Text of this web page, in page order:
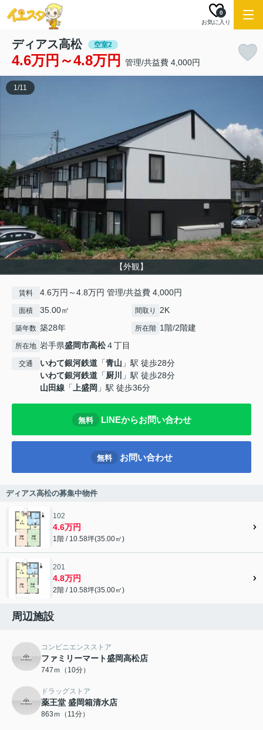
お気に入り
0
ディアス高松 空室2
4.6万円～4.8万円 管理/共益費 4,000円
【外観】
1/11
賃料 4.6万円～4.8万円 管理/共益費 4,000円
面積 35.00㎡ 間取り 2K
築年数 築28年 所在階 1階/2階建
所在地 岩手県盛岡市高松４丁目
交通 いわて銀河鉄道 「青山 」駅 徒歩28分
いわて銀河鉄道 「厨川
」駅 徒歩28分
山田線 「上盛岡 」駅 徒歩36分
無料 LINEからお問い合わせ
無料 お問い合わせ
ディアス高松の募集中物件
102
4.6万円
1階 / 10.58坪(35.00㎡)
201
4.8万円
2階 / 10.58坪(35.00㎡)
周辺施設
コンビニエンスストア
ファミリーマート盛岡高松店
747ｍ（10分）
ドラッグストア
薬王堂 盛岡箱清水店
863ｍ（11分）